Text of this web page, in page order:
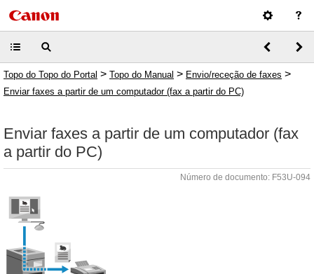
Topo do Topo do Portal > Topo do Manual > Envio/receção de faxes >
Enviar faxes a partir de um computador (fax a partir do PC)
Enviar faxes a partir de um computador (fax
a partir do PC)
Número de documento: F53U-094